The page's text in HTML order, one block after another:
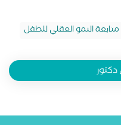
متابعة النمو العقلي للطفل